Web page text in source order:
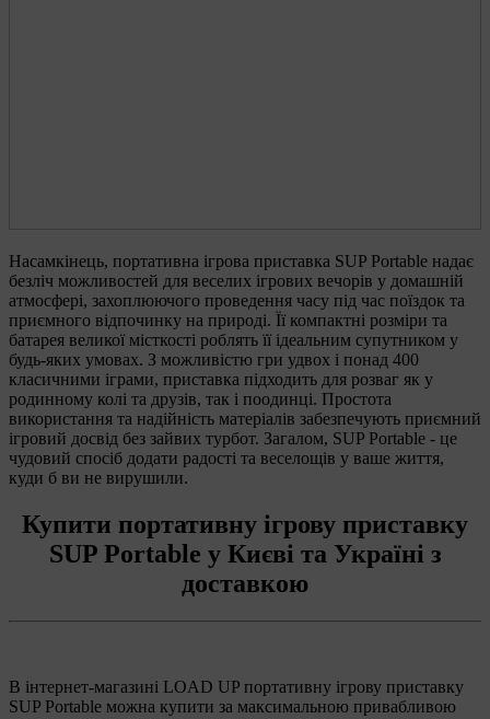
Насамкінець, портативна ігрова приставка SUP Portable надає
безліч можливостей для веселих ігрових вечорів у домашній
атмосфері, захоплюючого проведення часу під час поїздок та
приємного відпочинку на природі. Її компактні розміри та
батарея великої місткості роблять її ідеальним супутником у
будь-яких умовах. З можливістю гри удвох і понад 400
класичними іграми, приставка підходить для розваг як у
родинному колі та друзів, так і поодинці. Простота
використання та надійність матеріалів забезпечують приємний
ігровий досвід без зайвих турбот. Загалом, SUP Portable - це
чудовий спосіб додати радості та веселощів у ваше життя,
куди б ви не вирушили.
Купити портативну ігрову приставку
SUP Portable у Києві та Україні з
доставкою
В інтернет-магазині LOAD UP портативну ігрову приставку
SUP Portable можна купити за максимальною привабливою